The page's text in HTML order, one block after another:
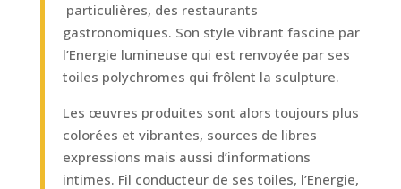
particulières, des restaurants
gastronomiques. Son style vibrant fascine par
l’Energie lumineuse qui est renvoyée par ses
toiles polychromes qui frôlent la sculpture.
Les œuvres produites sont alors toujours plus
colorées et vibrantes, sources de libres
expressions mais aussi d’informations
intimes. Fil conducteur de ses toiles, l’Energie,